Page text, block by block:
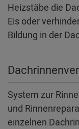
Heizstäbe die
Eis oder
Bildung in der
System zur
und
einzelnen